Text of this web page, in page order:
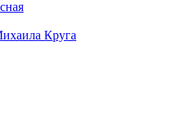
Круга